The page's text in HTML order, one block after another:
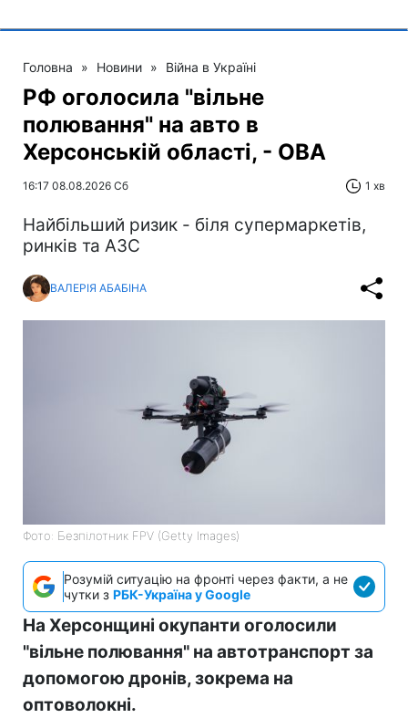
Головна » Новини » Війна в Україні
РФ оголосила "вільне
полювання" на авто в
Херсонській області, - ОВА
16:17 08.08.2026 Сб 1 хв
Найбільший ризик - біля супермаркетів,
ринків та АЗС
ВАЛЕРІЯ АБАБІНА
Фото: Безпілотник FPV (Getty Images)
Розумій ситуацію на фронті через факти, а не
чутки з РБК-Україна у Google
На Херсонщині окупанти оголосили
"вільне полювання" на автотранспорт за
допомогою дронів, зокрема на
оптоволокні.